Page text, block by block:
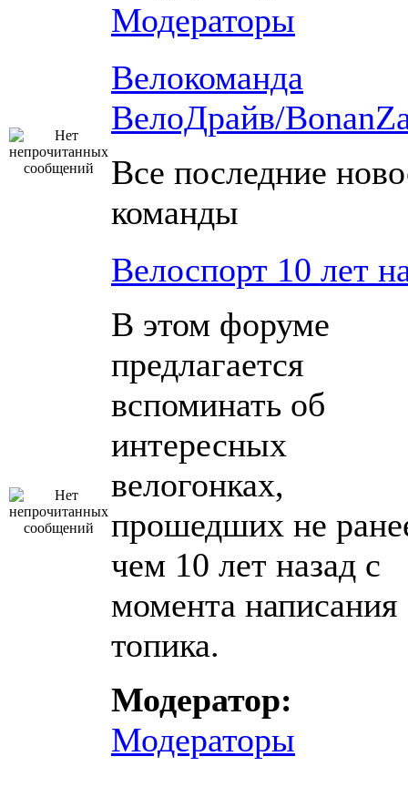
Модераторы
Велокоманда
ВелоДрайв/
Все последние
команды
Велоспорт 10 лет
В этом форуме
предлагается
вспоминать об
интересных
велогонках,
прошедших не
чем 10 лет назад с
момента написания
топика.
Модератор:
Модераторы